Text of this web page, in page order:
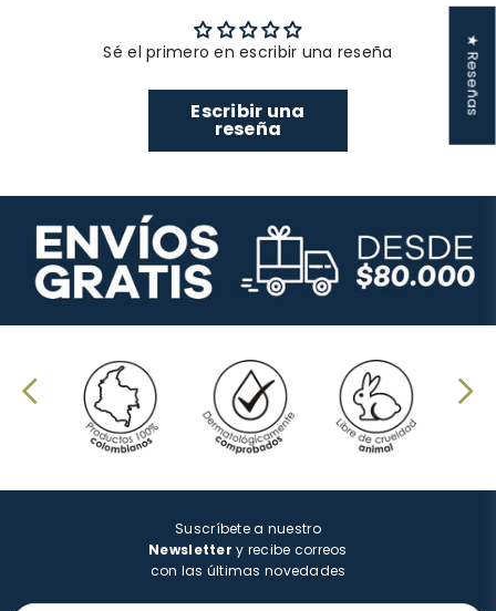
Sé el primero en escribir una reseña
Escribir una
reseña
Suscríbete a nuestro
Newsletter y recibe correos
con las últimas novedades
★ Reseñas